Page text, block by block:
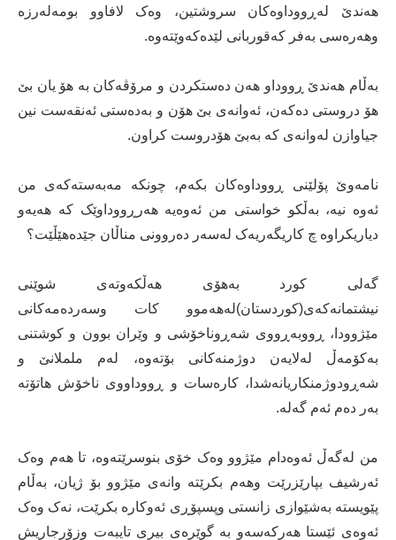
هەندێ لەڕووداوەکان سروشتین، وەک لافاوو بومەلەرزە
وهەرەسی بەفر کەقوربانی لێدەکەوێتەوە.
بەڵام هەندێ ڕووداو هەن دەستکردن و مرۆڤەکان بە هۆ یان بێ
هۆ دروستی دەکەن، ئەوانەی بێ هۆن و بەدەستی ئەنقەست نین
جیاوازن لەوانەی کە بەبێ هۆدروست کراون.
نامەوێ پۆلێنی ڕووداوەکان بکەم، چونکە مەبەستەکەی من
ئەوە نیە، بەڵکو خواستی من ئەوەیە هەرڕووداوێک کە هەیەو
دیاریکراوە چ کاریگەریەک لەسەر دەروونی مناڵان جێدەهێڵێت؟
گەلی کورد بەهۆی هەڵکەوتەی شوێنی
نیشتمانەکەی(کوردستان)لەهەموو کات وسەردەمەکانی
مێژوودا، ڕووبەڕووی شەڕوناخۆشی و وێران بوون و کوشتنی
بەکۆمەڵ لەلایەن دوژمنەکانی بۆتەوە، لەم ململانێ و
شەڕودوژمنکاریانەشدا، کارەسات و ڕووداووی ناخۆش هاتۆتە
بەر دەم ئەم گەلە.
من لەگەڵ ئەوەدام مێژوو وەک خۆی بنوسرێتەوە، تا هەم وەک
ئەرشیف بپارێزرێت وهەم بکرێتە وانەی مێژوو بۆ ژیان، بەڵام
پێویستە بەشێوازی زانستی وپسپۆڕی ئەوکارە بکرێت، نەک وەک
ئەوەی ئێستا هەرکەسەو بە گوێرەی بیری تایبەت وزۆرجاریش